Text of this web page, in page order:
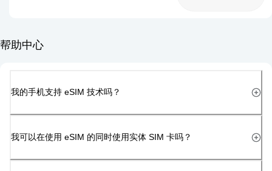
帮助中心
我的手机支持 eSIM 技术吗？
我可以在使用 eSIM 的同时使用实体 SIM 卡吗？